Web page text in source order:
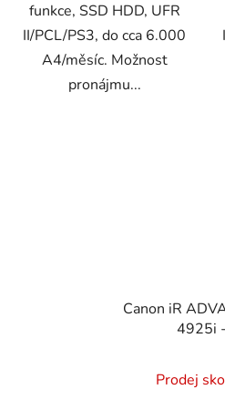
funkce, SSD HDD, UFR
II/PCL/PS3, do cca 6.000
A4/měsíc. Možnost
pronájmu...
Canon iR
4925i -
Prodej